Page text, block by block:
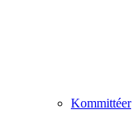
Kommittéer